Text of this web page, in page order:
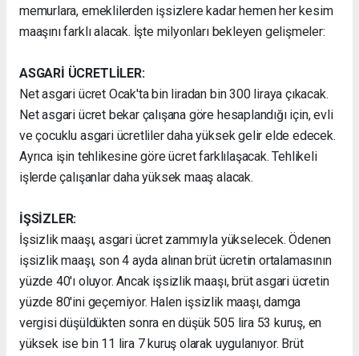
memurlara, emeklilerden işsizlere kadar hemen her kesim
maaşını farklı alacak. İşte milyonları bekleyen gelişmeler:
ASGARİ ÜCRETLİLER:
Net asgari ücret Ocak'ta bin liradan bin 300 liraya çıkacak.
Net asgari ücret bekar çalışana göre hesaplandığı için, evli
ve çocuklu asgari ücretliler daha yüksek gelir elde edecek.
Ayrıca işin tehlikesine göre ücret farklılaşacak. Tehlikeli
işlerde çalışanlar daha yüksek maaş alacak.
İŞSİZLER:
İşsizlik maaşı, asgari ücret zammıyla yükselecek. Ödenen
işsizlik maaşı, son 4 ayda alınan brüt ücretin ortalamasının
yüzde 40'ı oluyor. Ancak işsizlik maaşı, brüt asgari ücretin
yüzde 80'ini geçemiyor. Halen işsizlik maaşı, damga
vergisi düşüldükten sonra en düşük 505 lira 53 kuruş, en
yüksek ise bin 11 lira 7 kuruş olarak uygulanıyor. Brüt